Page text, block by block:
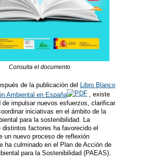
Consulta el documento
de la publicación del Libro Blanco
Ambiental en España
, existe
de impulsar nuevos esfuerzos, clarificar
iniciativas en el ámbito de la
para la sostenibilidad. La
distintos factores ha favorecido el
un nuevo proceso de reflexión
ha culminado en el Plan de Acción de
para la Sostenibilidad (PAEAS).